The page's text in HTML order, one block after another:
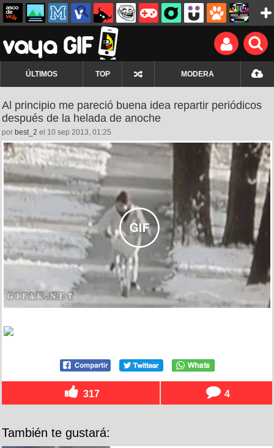
ÚLTIMOS TOP MODERA
Al principio me pareció buena idea repartir periódicos
después de la helada de anoche
por best_2 el 10 sep 2013, 01:25
317 4
También te gustará: